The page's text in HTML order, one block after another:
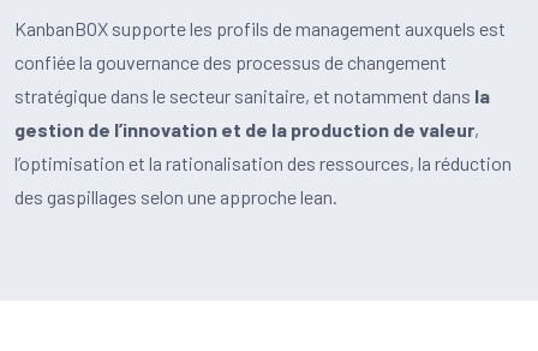
KanbanBOX supporte les profils de management auxquels est
confiée la gouvernance des processus de changement
stratégique dans le secteur sanitaire, et notamment dans la
gestion de l’innovation et de la production de valeur,
l’optimisation et la rationalisation des ressources, la réduction
des gaspillages selon une approche lean.